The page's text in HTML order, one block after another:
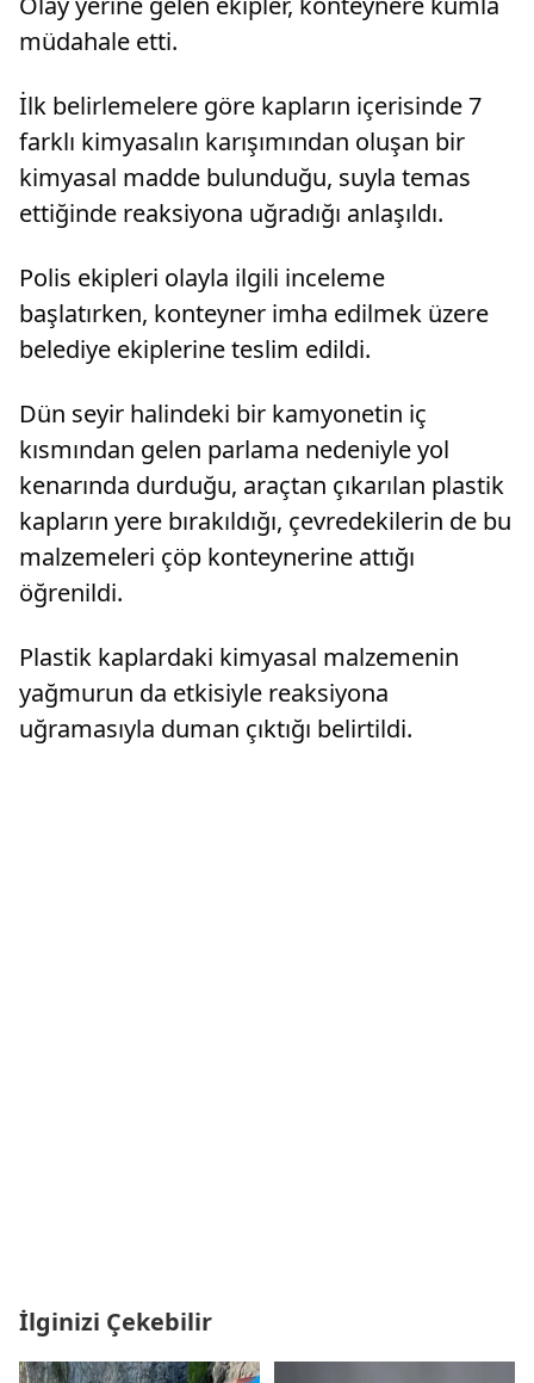
müdahale etti.
İlk belirlemelere göre kapların içerisinde 7
farklı kimyasalın karışımından oluşan bir
kimyasal madde bulunduğu, suyla temas
ettiğinde reaksiyona uğradığı anlaşıldı.
Polis ekipleri olayla ilgili inceleme
başlatırken, konteyner imha edilmek üzere
belediye ekiplerine teslim edildi.
Dün seyir halindeki bir kamyonetin iç
kısmından gelen parlama nedeniyle yol
kenarında durduğu, araçtan çıkarılan plastik
kapların yere bırakıldığı, çevredekilerin de bu
malzemeleri çöp konteynerine attığı
öğrenildi.
Plastik kaplardaki kimyasal malzemenin
yağmurun da etkisiyle reaksiyona
uğramasıyla duman çıktığı belirtildi.
İlginizi Çekebilir